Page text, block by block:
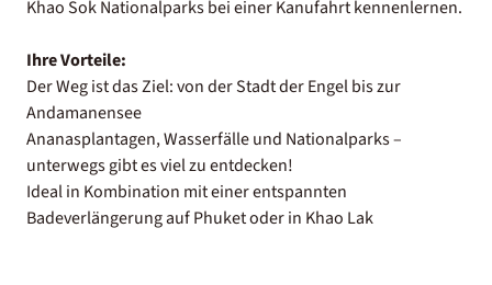
Khao Sok Nationalparks bei einer Kanufahrt kennenlernen.
Ihre Vorteile:
Der Weg ist das Ziel: von der Stadt der Engel bis zur
Andamanensee
Ananasplantagen, Wasserfälle und Nationalparks –
unterwegs gibt es viel zu entdecken!
Ideal in Kombination mit einer entspannten
Badeverlängerung auf Phuket oder in Khao Lak